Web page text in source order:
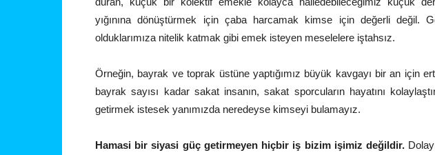
yığınına dönüştürmek için çaba harcamak kimse için değerli değil.
olduklarımıza nitelik katmak gibi emek isteyen meselelere iştahsız.
Örneğin, bayrak ve toprak üstüne yaptığımız büyük kavgayı bir an için
bayrak sayısı kadar sakat insanın, sakat sporcuların hayatını
getirmek istesek yanımızda neredeyse kimseyi bulamayız.
Hamasi bir siyasi güç getirmeyen hiçbir iş bizim işimiz değildir.